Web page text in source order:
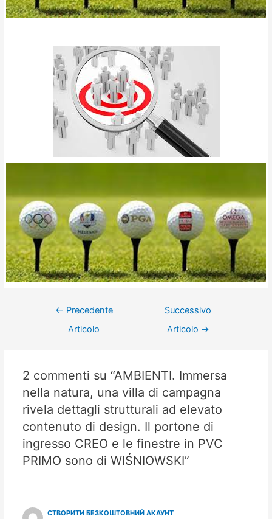
← Precedente
Articolo
Successivo
Articolo →
2 commenti su “AMBIENTI. Immersa
nella natura, una villa di campagna
rivela dettagli strutturali ad elevato
contenuto di design. Il portone di
ingresso CREO e le finestre in PVC
PRIMO sono di WIŚNIOWSKI”
СТВОРИТИ БЕЗКОШТОВНИЙ АКАУНТ